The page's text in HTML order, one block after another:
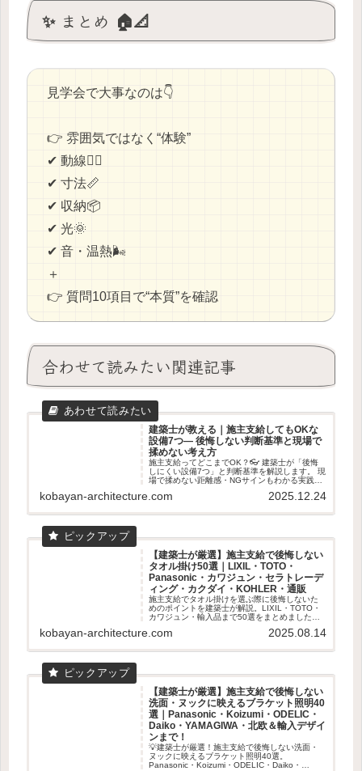
✨ まとめ 🏠📐
見学会で大事なのは👇
👉 雰囲気ではなく“体験”
✔ 動線🚶‍♂️
✔ 寸法📏
✔ 収納📦
✔ 光🌞
✔ 音・温熱🌬
＋
👉 質問10項目で“本質”を確認
合わせて読みたい関連記事
建築士が教える｜施主支給してもOKな
設備7つ― 後悔しない判断基準と現場で
揉めない考え方
施主支給ってどこまでOK？👓 建築士が「後悔
しにくい設備7つ」と判断基準を解説します。 現
場で揉めない距離感・NGサインもわかる実践ガ
kobayan-architecture.com 2025.12.24
【建築士が厳選】施主支給で後悔しない
タオル掛け50選｜LIXIL・TOTO・
Panasonic・カワジュン・セラトレーデ
ィング・カクダイ・KOHLER・通販
施主支給でタオル掛けを選ぶ際に後悔しないた
めのポイントを建築士が解説。LIXIL・TOTO・
カワジュン・輸入品まで50選をまとめました。
kobayan-architecture.com 2025.08.14
【建築士が厳選】施主支給で後悔しない
洗面・ヌックに映えるブラケット照明40
選｜Panasonic・Koizumi・ODELIC・
Daiko・YAMAGIWA・北欧＆輸入デザイ
ンまで！
💡建築士が厳選！施主支給で後悔しない洗面・
ヌックに映えるブラケット照明40選。
Panasonic・Koizumi・ODELIC・Daiko・